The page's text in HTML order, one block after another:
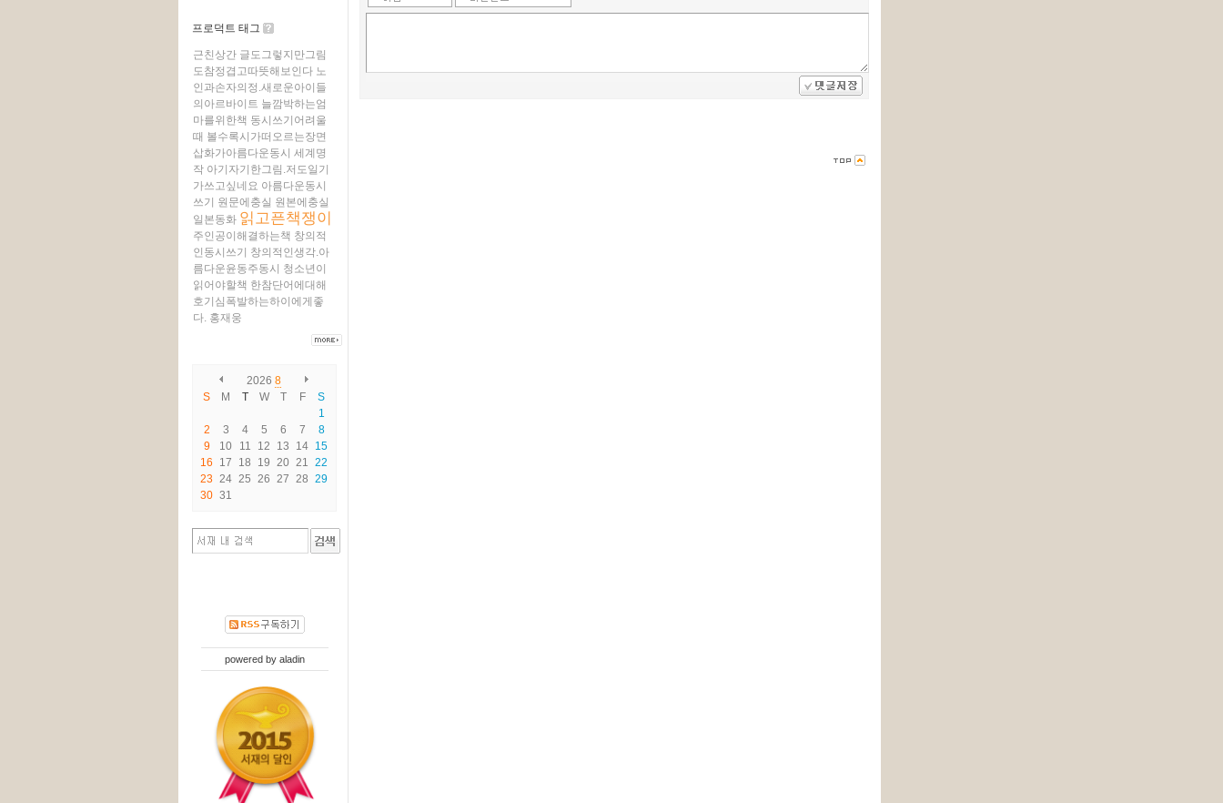
프로덕트 태그
근친상간 글도그렇지만그림
도참정겹고따뜻해보인다 노
인과손자의정.새로운아이들
의아르바이트 늘깜박하는엄
마를위한책 동시쓰기어려울
때 볼수록시가떠오르는장면
삽화가아름다운동시 세계명
작 아기자기한그림.저도일기
가쓰고싶네요 아름다운동시
쓰기 원문에충실 원본에충실
일본동화 읽고픈책쟁이
주인공이해결하는책 창의적
인동시쓰기 창의적인생각.아
름다운윤동주동시 청소년이
읽어야할책 한참단어에대해
호기심폭발하는하이에게좋
다. 홍재웅
2026 8
S
M T W T F
S
1
2
3 4 5 6 7
8
9
10 11 12 13 14 15
16
17 18 19 20 21
22
23 24 25 26 27 28 29
30 31
powered by aladin